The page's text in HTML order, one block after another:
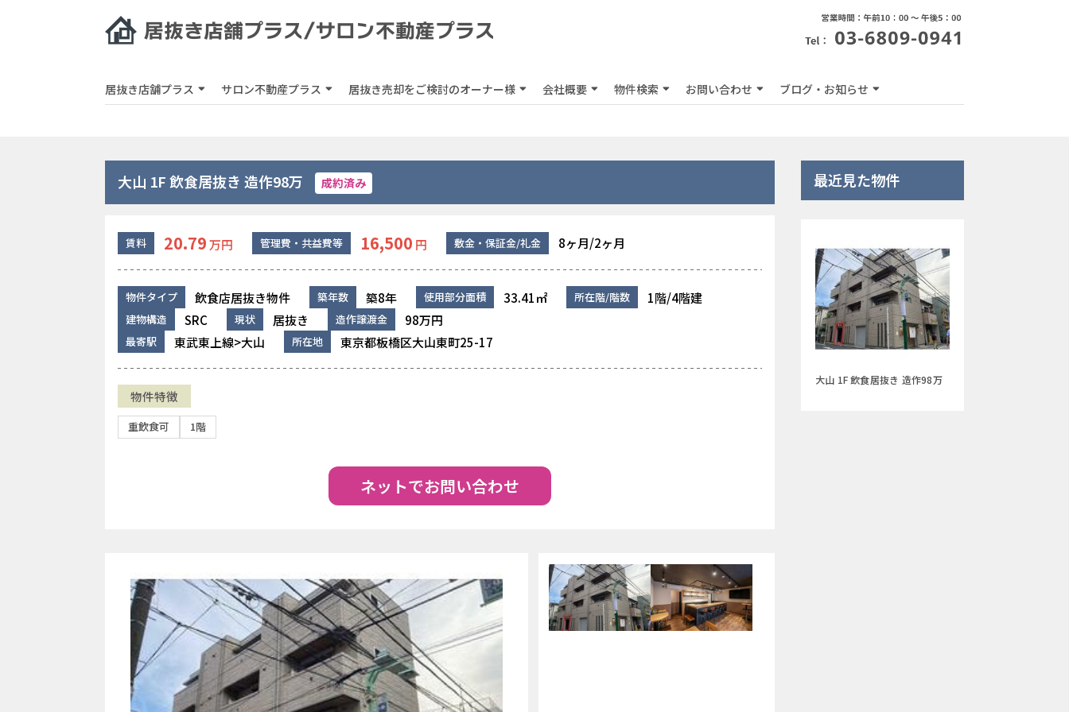
居抜き店舗プラス サロン不動産プラス 居抜き売却をご検討のオーナー様 会社概要 物件検索 お問い合わせ ブログ・お知らせ
大山 1F 飲食居抜き 造作98万 成約済み
賃料 20.79万円 管理費・共益費等 16,500 円 敷金・保証金/礼金 8ヶ月/2ヶ月
物件タイプ 飲食店居抜き物件 築年数 築8年 使用部分面積 33.41㎡ 所在階/階数 1階/4階建
建物構造 SRC 現状 居抜き 造作譲渡金 98万円
最寄駅 東武東上線>大山 所在地 東京都板橋区大山東町25-17
物件特徴
重飲食可 1階
ネットでお問い合わせ
最近見た物件
大山 1F 飲食居抜き 造作98万